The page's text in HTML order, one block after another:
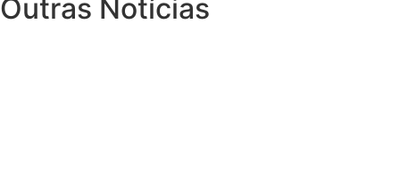
Outras Notícias